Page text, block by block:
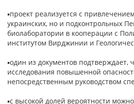
▪проект реализуется с
украинских, но и подконтрольных
биолаборатории в кооперации с
институтом Вирджинии и
▪один из документов подтверждает,
исследования повышенной
непосредственным руководством
▪с высокой долей вероятности